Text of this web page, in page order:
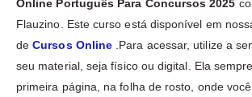
Online Português Para Concursos 2025
Flauzino. Este curso está disponível em
deCursos Online .Para acessar, utilize a
seu material, seja físico ou digital. Ela
primeira página, na folha de rosto, onde